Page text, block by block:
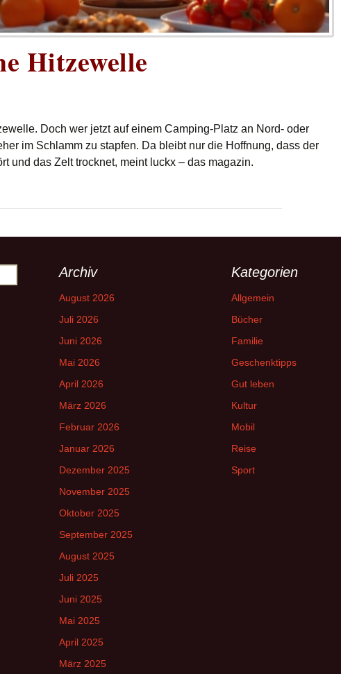
Hitzewelle
Doch wer jetzt auf einem Camping-Platz an Nord- oder
im Schlamm zu stapfen. Da bleibt nur die Hoffnung, dass der
und das Zelt trocknet, meint luckx – das magazin.
Archiv
August 2026
Juli 2026
Juni 2026
Mai 2026
April 2026
März 2026
Februar 2026
Januar 2026
Dezember 2025
November 2025
Oktober 2025
September 2025
August 2025
Juli 2025
Juni 2025
Mai 2025
April 2025
März 2025
Kategorien
Allgemein
Bücher
Familie
Geschenktipps
Gut leben
Kultur
Mobil
Reise
Sport